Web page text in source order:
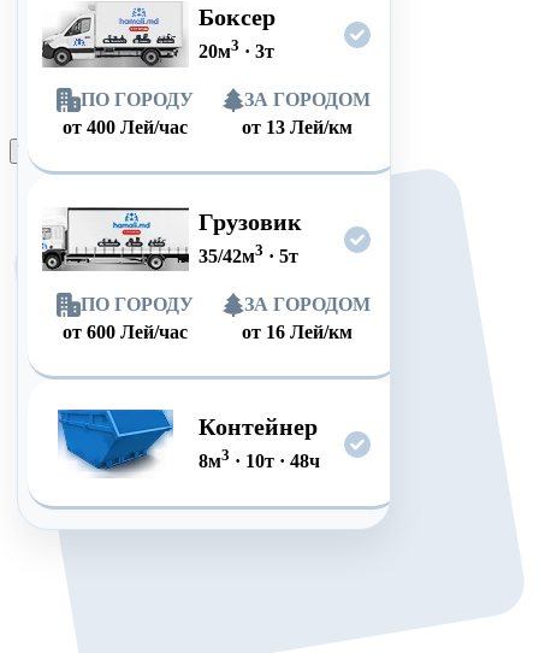
Боксер
20м3 · 3т
ПО ГОРОДУ
от 400 Лей/час
ЗА ГОРОДОМ
от 13 Лей/км
Грузовик
35/42м3 · 5т
ПО ГОРОДУ
от 600 Лей/час
ЗА ГОРОДОМ
от 16 Лей/км
Контейнер
8м3 · 10т· 48ч
Оформить заказ